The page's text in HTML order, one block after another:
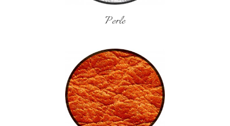
Perle